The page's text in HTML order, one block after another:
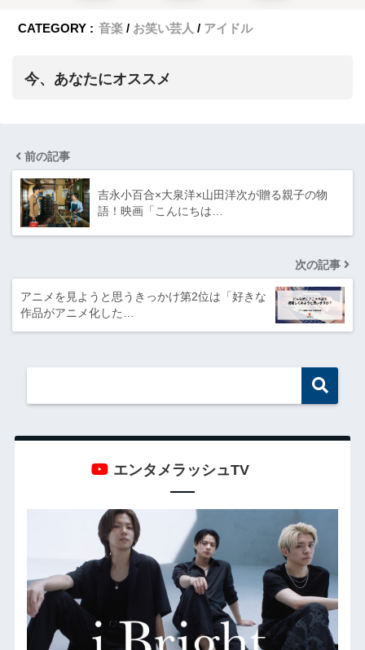
CATEGORY : 音楽 お笑い芸人 アイドル
今、あなたにオススメ
前の記事
吉永小百合×大泉洋×山田洋次が贈る親子の物
語！映画「こんにちは…
次の記事
アニメを見ようと思うきっかけ第2位は「好きな
作品がアニメ化した…
エンタメラッシュTV